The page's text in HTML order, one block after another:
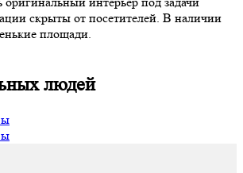
скрыты от посетителей. В наличии
площади.
людей